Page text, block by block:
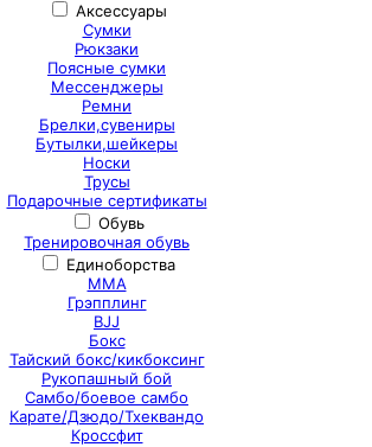
Аксессуары
Сумки
Рюкзаки
Поясные сумки
Мессенджеры
Ремни
Брелки,сувениры
Бутылки,шейкеры
Носки
Трусы
Подарочные сертификаты
Обувь
Тренировочная обувь
Единоборства
ММА
Грэпплинг
BJJ
Бокс
Тайский бокс/кикбоксинг
Рукопашный бой
Самбо/боевое самбо
Карате/Дзюдо/Тхеквандо
Кроссфит